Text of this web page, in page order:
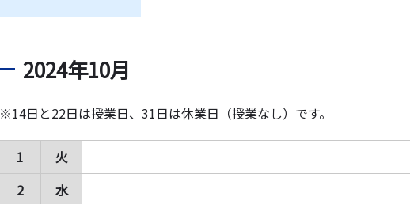
2024年10月
※14日と22日は授業日、31日は休業日（授業なし）です。
1
火
2
水